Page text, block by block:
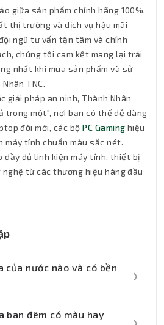
giữa sản phẩm chính hãng 100%,
thị trường và dịch vụ hậu mãi
ngũ tư vấn tận tâm và chính
chúng tôi cam kết mang lại trải
nhất khi mua sản phẩm và sử
TNC.
giải pháp an ninh, Thành Nhân
trong một", nơi bạn có thể dễ dàng
đời mới, các bộPC Gaming hiệu
máy tính chuẩn màu sắc nét.
đầy đủ linh kiện máy tính, thiết bị
nghệ từ các thương hiệu hàng đầu
của nước nào và có bền
❯
từ Trung Quốc. Sản phẩm
ban đêm có màu hay
❯